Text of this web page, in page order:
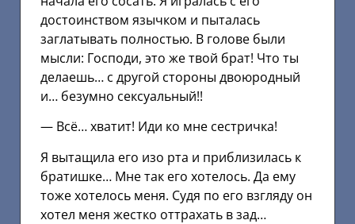
достоинством язычком и пыталась
заглатывать полностью. В голове были
мысли: Господи, это же твой брат! Что ты
делаешь… с другой стороны двоюродный
и… безумно сексуальный!!
— Всё… хватит! Иди ко мне сестричка!
Я вытащила его изо рта и приблизилась к
братишке… Мне так его хотелось. Да ему
тоже хотелось меня. Судя по его взгляду он
хотел меня жестко оттрахать в зад…